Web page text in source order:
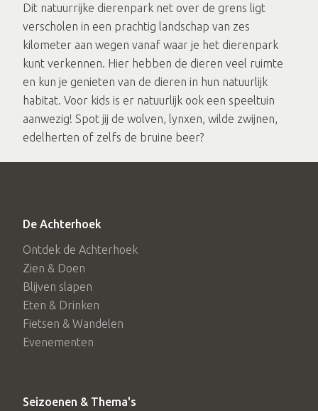
Dit natuurrijke dierenpark net over de grens ligt
verscholen in een prachtig landschap van zes
kilometer aan wegen vanaf waar je het dierenpark
kunt verkennen. Hier hebben de dieren veel ruimte
en kun je genieten van de dieren in hun natuurlijk
habitat. Voor kids is er natuurlijk ook een speeltuin
aanwezig! Spot jij de wolven, lynxen, wilde zwijnen,
edelherten of zelfs de bruine beer?
De Achterhoek
Ontdek de Achterhoek
Zien & Doen
Blijven slapen
Eten & Drinken
Fietsen & Wandelen
Evenementen
Seizoenen & Thema's